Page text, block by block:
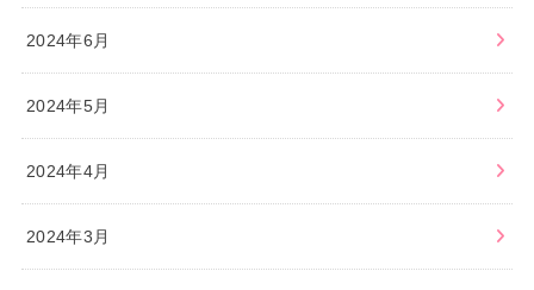
2024年6月
2024年5月
2024年4月
2024年3月